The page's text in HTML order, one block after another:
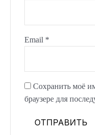
Email *
Сохранить моё
браузере для